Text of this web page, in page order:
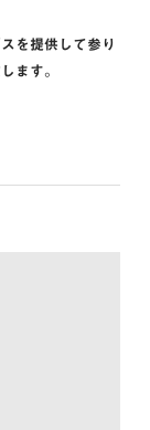
を提供して参り
ます。